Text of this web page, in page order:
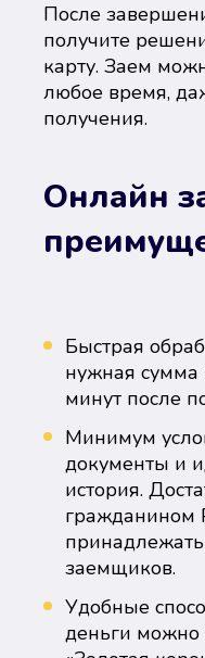
После
получите
карту. Заем
любое время,
получения.
Онлайн
Быстрая
нужная сумма
минут после
Минимум
документы и
история.
гражданином
заемщиков.
Удобные
деньги можно